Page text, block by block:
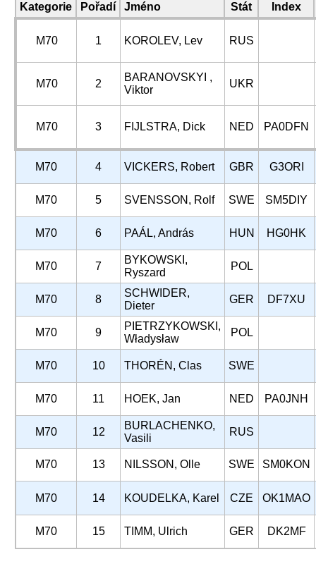
Kategorie Pořadí Jméno Stát Index
M70 1 KOROLEV, Lev RUS
M70 2
BARANOVSKYI ,
Viktor
UKR
M70 3 FIJLSTRA, Dick NED PA0DFN
M70 4 VICKERS, Robert GBR G3ORI
M70 5 SVENSSON, Rolf SWE SM5DIY
M70 6 PAÁL, András HUN HG0HK
M70 7
BYKOWSKI,
Ryszard
POL
M70 8
SCHWIDER,
Dieter
GER DF7XU
M70 9
PIETRZYKOWSKI,
Władysław
POL
M70 10 THORÉN, Clas SWE
M70 11 HOEK, Jan NED PA0JNH
M70 12
BURLACHENKO,
Vasili
RUS
M70 13 NILSSON, Olle SWE SM0KON
M70 14 KOUDELKA, Karel CZE OK1MAO
M70 15 TIMM, Ulrich GER DK2MF